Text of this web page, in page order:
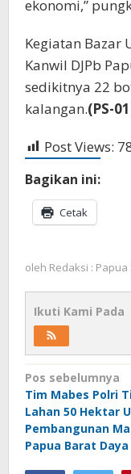
ekonomi,”
Kegiatan Bazar
Kanwil DJPb
sedikitnya 22
kalangan.(PS-
Post Views:
Bagikan ini:
Cetak
oleh Redaksi : Papua
Ikuti Kami Pada
Navigasi
pos
Pos sebelumnya
Tim Mabes Polri
Lahan 50 Hektar
Pembangunan
Papua Barat Daya